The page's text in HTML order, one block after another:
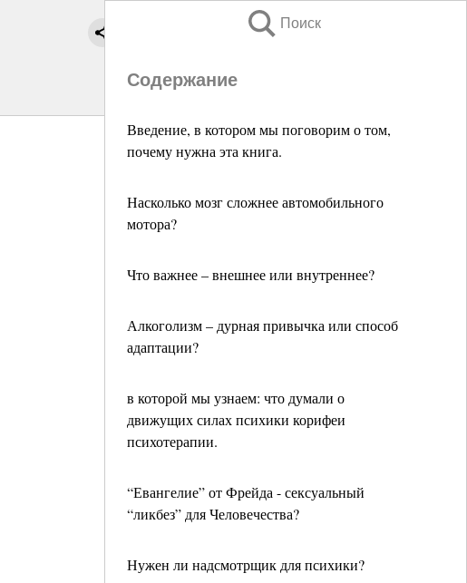
Поиск
Содержание
Введение, в котором мы поговорим о том,
почему нужна эта книга.
Насколько мозг сложнее автомобильного
мотора?
Что важнее – внешнее или внутреннее?
Алкоголизм – дурная привычка или способ
адаптации?
в которой мы узнаем: что думали о
движущих силах психики корифеи
психотерапии.
“Евангелие” от Фрейда - сексуальный
“ликбез” для Человечества?
Нужен ли надсмотрщик для психики?